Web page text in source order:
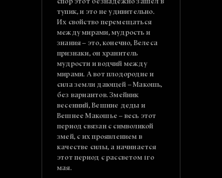
спор этот безнадежно зашел в
тупик, и это не удивительно.
Их свойство перемещаться
между мирами, мудрость и
знания – это, конечно, Велеса
признаки, он хранитель
мудрости и водчий между
мирами. А вот плодородие и
сила земли дающей – Макошь,
без вариантов. Змейник
весенний, Вешние деды и
Вешнее Макошье – весь этот
период связан с символикой
змей, с их проявлением в
качестве силы, а начинается
этот период с рассветом 1го
мая.